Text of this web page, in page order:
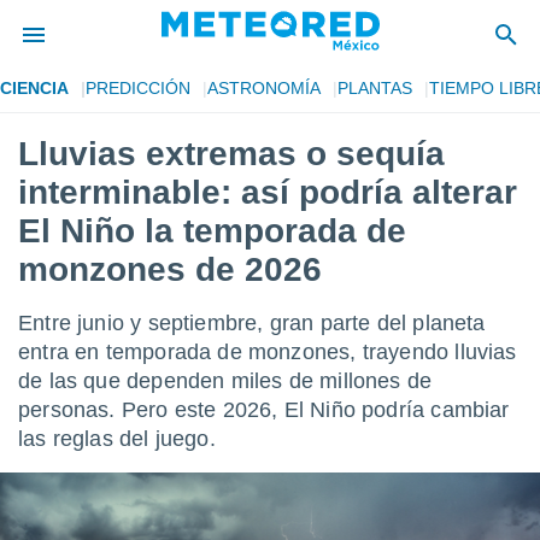
de
ha sido
para
la
que se
a este
las
y
forma
digital
basada
CIENCIA PREDICCIÓN ASTRONOMÍA PLANTAS TIEMPO
Lluvias extremas o sequía
interminable: así podría alterar
El Niño la temporada de
monzones de 2026
Entre junio y septiembre, gran parte del planeta
entra en temporada de monzones, trayendo lluvias
de las que dependen miles de millones de
personas. Pero este 2026, El Niño podría cambiar
las reglas del juego.